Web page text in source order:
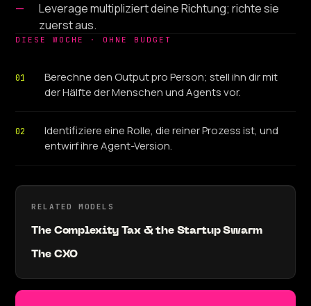
Leverage multipliziert deine Richtung; richte sie
zuerst aus.
DIESE WOCHE · OHNE BUDGET
01
Berechne den Output pro Person; stell ihn dir mit
der Hälfte der Menschen und Agents vor.
02
Identifiziere eine Rolle, die reiner Prozess ist, und
entwirf ihre Agent-Version.
RELATED MODELS
The Complexity Tax & the Startup Swarm
The CXO